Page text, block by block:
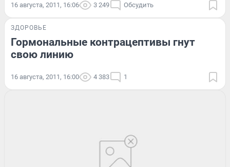
16 августа, 2011, 16:06 3 249 Обсудить
ЗДОРОВЬЕ
Гормональные контрацептивы гнут
свою линию
16 августа, 2011, 16:00 4 383 1